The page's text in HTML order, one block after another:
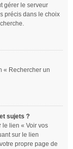
gérer le serveur
précis dans le choix
« Rechercher un
sujets ?
le lien « Voir vos
sur le lien
propre page de